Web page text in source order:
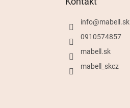
info@mabell.sk
0910574857
mabell.sk
mabell_skcz